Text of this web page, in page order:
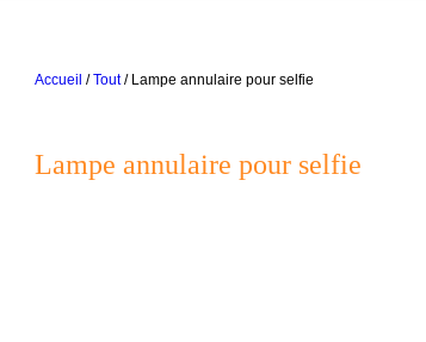
Accueil /Tout/ Lampe annulaire pour selfie
Lampe annulaire pour selfie